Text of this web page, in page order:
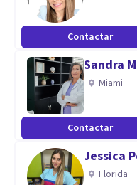
Contactar
Sandra
Miami
Contactar
Jessica
Florida